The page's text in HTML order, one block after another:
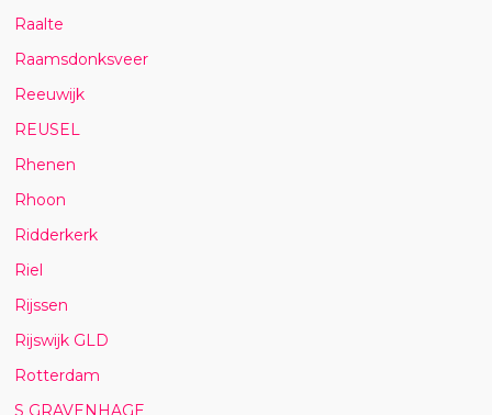
Raalte
Raamsdonksveer
Reeuwijk
REUSEL
Rhenen
Rhoon
Ridderkerk
Riel
Rijssen
Rijswijk GLD
Rotterdam
S GRAVENHAGE